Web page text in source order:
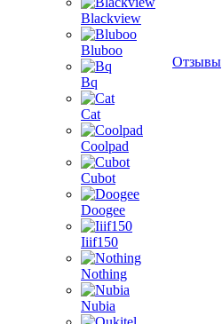
Blackview
Bluboo
Bq
Cat
Coolpad
Cubot
Doogee
Iiif150
Nothing
Nubia
Отзывы